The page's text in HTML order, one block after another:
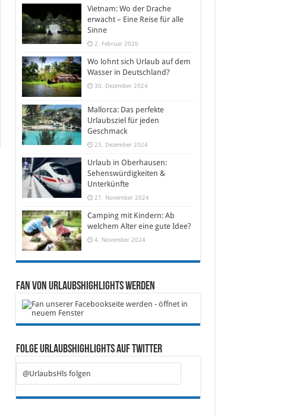
Vietnam: Wo der Drache
erwacht – Eine Reise für alle
Sinne
2. Februar 2026
Wo lohnt sich Urlaub auf dem
Wasser in Deutschland?
30. Dezember 2024
Mallorca: Das perfekte
Urlaubsziel für jeden
Geschmack
23. Dezember 2024
Urlaub in Oberhausen:
Sehenswürdigkeiten &
Unterkünfte
27. November 2024
Camping mit Kindern: Ab
welchem Alter eine gute Idee?
4. November 2024
Fan von Urlaubshighlights werden
Folge Urlaubshighlights auf Twitter
@UrlaubsHls folgen